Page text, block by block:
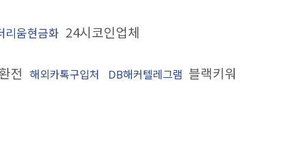
리움현금화 24시코인업체
전 해외카톡구입처 DB해커텔레그램 블랙키워